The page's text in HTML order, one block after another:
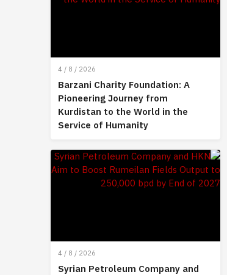
4 / 8 / 2026
Barzani Charity Foundation: A
Pioneering Journey from
Kurdistan to the World in the
Service of Humanity
4 / 8 / 2026
Syrian Petroleum Company and